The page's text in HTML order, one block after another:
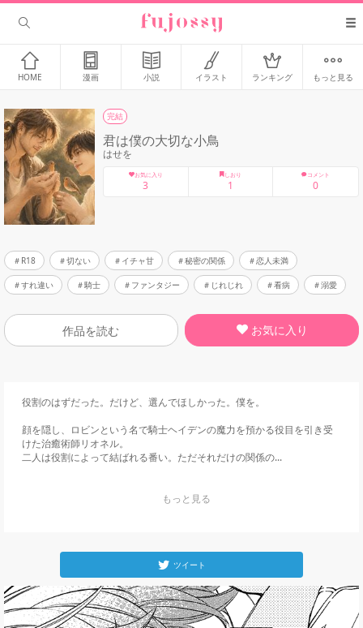
HOME 漫画 小説 イラスト ランキング もっと見る
完結
君は僕の大切な小鳥
はせを
お気に入り
3
しおり
1
コメント
0
R18 切ない イチャ甘 秘密の関係 恋人未満
すれ違い 騎士 ファンタジー じれじれ 看病 溺愛
作品を読む お気に入り
役割のはずだった。だけど、選んでほしかった。僕を。
顔を隠し、ロビンという名で騎士ヘイデンの魔力を預かる役目を引き受
けた治癒術師リオネル。
二人は役割によって結ばれる番い。ただそれだけの関係の...
ツイート